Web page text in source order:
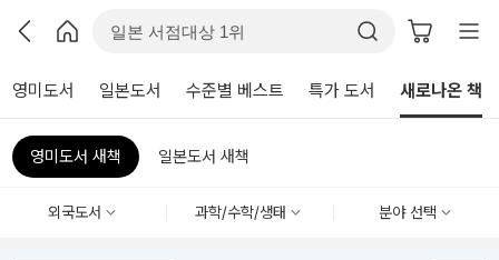
영미도서 일본도서 수준별 베스트 특가 도서 새로나온 책
영미도서 새책 일본도서 새책
외국도서 과학/수학/생태 분야 선택